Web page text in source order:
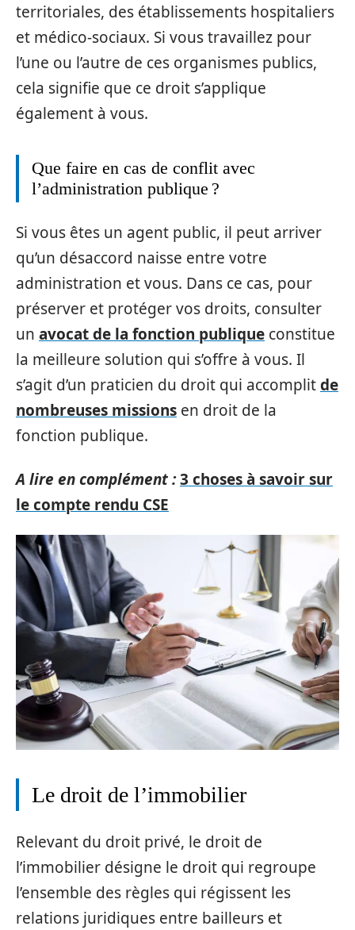
territoriales, des établissements hospitaliers
et médico-sociaux. Si vous travaillez pour
l’une ou l’autre de ces organismes publics,
cela signifie que ce droit s’applique
également à vous.
Que faire en cas de conflit avec
l’administration publique ?
Si vous êtes un agent public, il peut arriver
qu’un désaccord naisse entre votre
administration et vous. Dans ce cas, pour
préserver et protéger vos droits, consulter
un avocat de la fonction publique constitue
la meilleure solution qui s’offre à vous. Il
s’agit d’un praticien du droit qui accomplitde
nombreuses missions en droit de la
fonction publique.
A lire en complément :3 choses à savoir sur
le compte rendu CSE
Le droit de l’immobilier
Relevant du droit privé, le droit de
l’immobilier désigne le droit qui regroupe
l’ensemble des règles qui régissent les
relations juridiques entre bailleurs et